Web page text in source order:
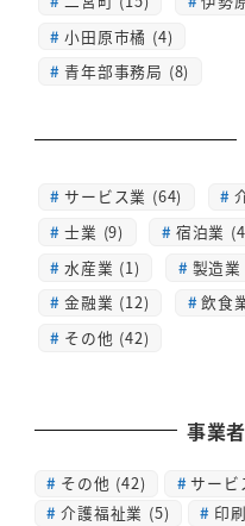
小田原市橘 (4)
青年部事務局 (8)
サービス業 (64)
士業 (9)
宿泊業
水産業 (1)
製造
金融業 (12)
飲食
その他 (42)
事業
その他 (42) サービ
介護福祉業 (5) 印